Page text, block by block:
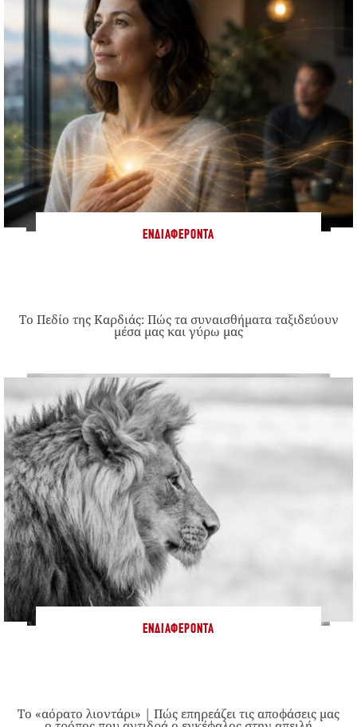
ΕΝΔΙΑΦΈΡΟΝΤΑ
Το Πεδίο της Καρδιάς: Πώς τα συναισθήματα ταξιδεύουν
μέσα μας και γύρω μας
ΕΝΔΙΑΦΈΡΟΝΤΑ
Το «αόρατο λιοντάρι» | Πώς επηρεάζει τις αποφάσεις μας